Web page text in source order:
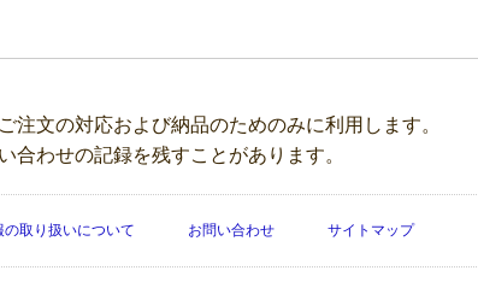
注文の対応および納品のためのみに利用します。
合わせの記録を残すことがあります。
の取り扱いについて お問い合わせ サイトマップ